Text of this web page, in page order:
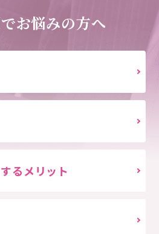
お悩みの方へ
るメリット